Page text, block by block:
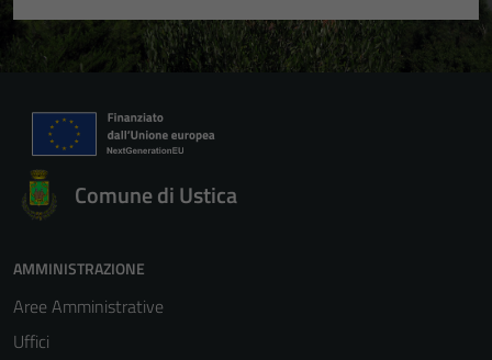
Comune di Ustica
AMMINISTRAZIONE
Aree Amministrative
Uffici